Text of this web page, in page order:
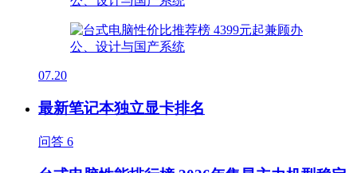
07.20
最新笔记本独立显卡排名
问答 6